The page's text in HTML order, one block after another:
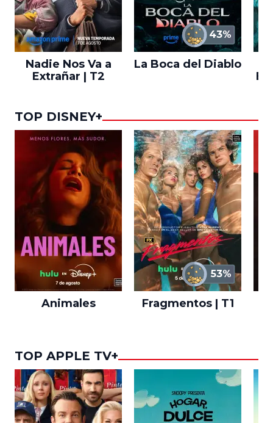
Nadie Nos Va a
Extrañar | T2
43%
La Boca del Diablo
TOP DISNEY+
Animales
53%
Fragmentos | T1
TOP APPLE TV+